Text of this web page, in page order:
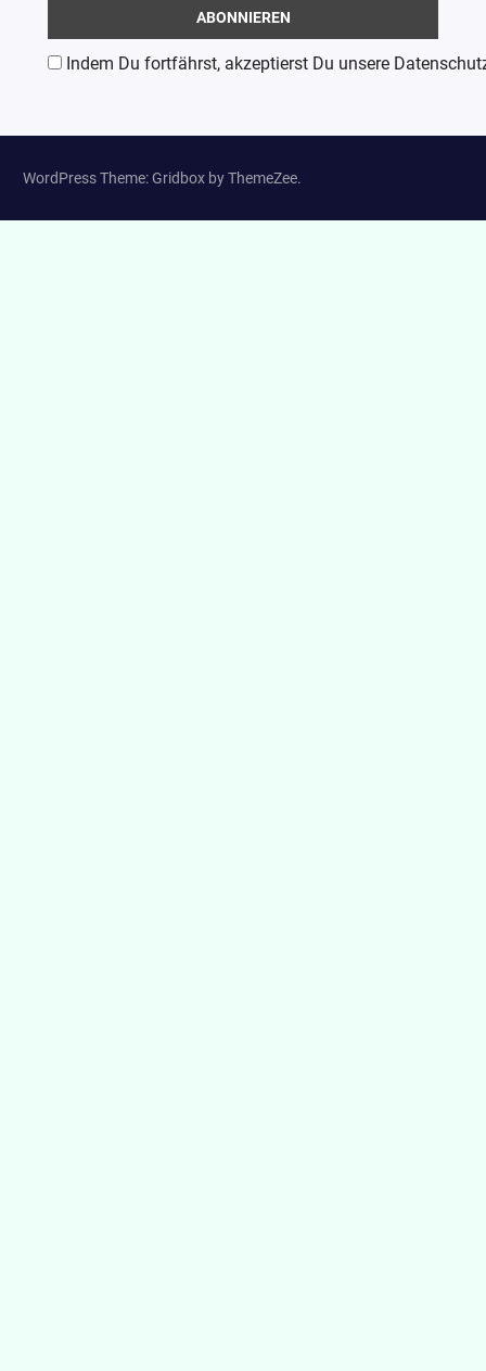
Indem Du fortfährst, akzeptierst Du unsere
WordPress Theme: Gridbox by ThemeZee.